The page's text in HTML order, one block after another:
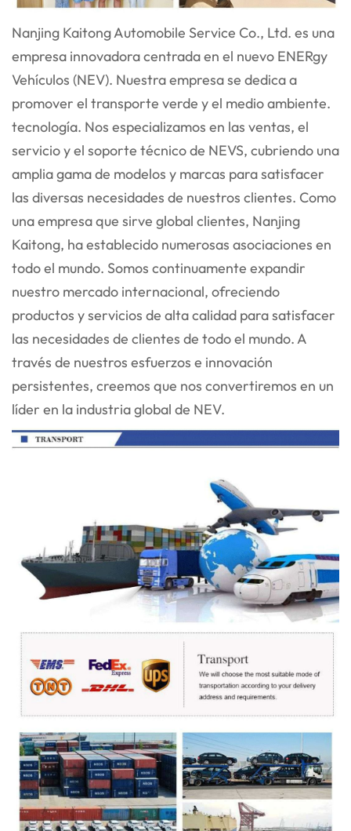
Nanjing Kaitong Automobile Service Co., Ltd. es una
empresa innovadora centrada en el nuevo ENERgy
Vehículos (NEV). Nuestra empresa se dedica a
promover el transporte verde y el medio ambiente.
tecnología. Nos especializamos en las ventas, el
servicio y el soporte técnico de NEVS, cubriendo una
amplia gamade modelos y marcas para satisfacer
las diversas necesidades de nuestros clientes. Como
una empresa que sirve global clientes, Nanjing
Kaitong, ha establecido numerosas asociaciones en
todo el mundo. Somos continuamente expandir
nuestro mercado internacional, ofreciendo
productos y servicios de alta calidad para satisfacer
las necesidades de clientes de todo el mundo. A
través de nuestros esfuerzos e innovación
persistentes, creemos que nos convertiremos en un
líder en la industria global de NEV.